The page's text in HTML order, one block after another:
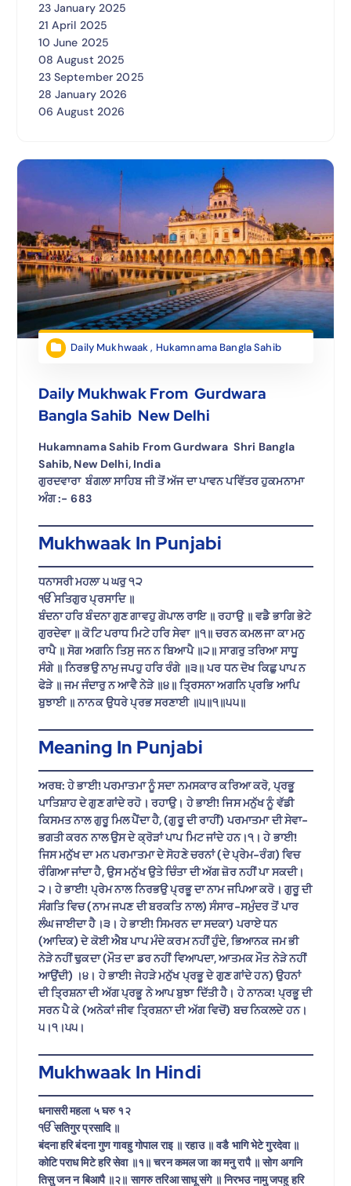
23 January 2025
21 April 2025
10 June 2025
08 August 2025
23 September 2025
28 January 2026
06 August 2026
Daily Mukhwaak, Hukamnama Bangla Sahib
Daily Mukhwak From Gurdwara
Bangla Sahib New Delhi
Hukamnama Sahib From Gurdwara Shri Bangla
Sahib, New Delhi, India
ਗੁਰਦਵਾਰਾ ਬੰਗਲਾ ਸਾਹਿਬ ਜੀ ਤੋਂ ਅੱਜ ਦਾ ਪਾਵਨ ਪਵਿੱਤਰ ਹੁਕਮਨਾਮਾ
ਅੰਗ :- 683
Mukhwaak In Punjabi
ਧਨਾਸਰੀ ਮਹਲਾ ੫ ਘਰੁ ੧੨
ੴ ਸਤਿਗੁਰ ਪ੍ਰਸਾਦਿ ॥
ਬੰਦਨਾ ਹਰਿ ਬੰਦਨਾ ਗੁਣ ਗਾਵਹੁ ਗੋਪਾਲ ਰਾਇ ॥ ਰਹਾਉ ॥ ਵਡੈ ਭਾਗਿ ਭੇਟੇ
ਗੁਰਦੇਵਾ ॥ ਕੋਟਿ ਪਰਾਧ ਮਿਟੇ ਹਰਿ ਸੇਵਾ ॥੧॥ ਚਰਨ ਕਮਲ ਜਾ ਕਾ ਮਨੁ
ਰਾਪੈ ॥ ਸੋਗ ਅਗਨਿ ਤਿਸੁ ਜਨ ਨ ਬਿਆਪੈ ॥੨॥ ਸਾਗਰੁ ਤਰਿਆ ਸਾਧੂ
ਸੰਗੇ ॥ ਨਿਰਭਉ ਨਾਮੁ ਜਪਹੁ ਹਰਿ ਰੰਗੇ ॥੩॥ ਪਰ ਧਨ ਦੋਖ ਕਿਛੁ ਪਾਪ ਨ
ਫੇੜੇ ॥ ਜਮ ਜੰਦਾਰੁ ਨ ਆਵੈ ਨੇੜੇ ॥੪॥ ਤ੍ਰਿਸਨਾ ਅਗਨਿ ਪ੍ਰਭਿ ਆਪਿ
ਬੁਝਾਈ ॥ ਨਾਨਕ ਉਧਰੇ ਪ੍ਰਭ ਸਰਣਾਈ ॥੫॥੧॥੫੫॥
Meaning In Punjabi
ਅਰਥ: ਹੇ ਭਾਈ! ਪਰਮਾਤਮਾ ਨੂੰ ਸਦਾ ਨਮਸਕਾਰ ਕਰਿਆ ਕਰੋ, ਪ੍ਰਭੂ
ਪਾਤਿਸ਼ਾਹ ਦੇ ਗੁਣ ਗਾਂਦੇ ਰਹੋ। ਰਹਾਉ। ਹੇ ਭਾਈ! ਜਿਸ ਮਨੁੱਖ ਨੂੰ ਵੱਡੀ
ਕਿਸਮਤ ਨਾਲ ਗੁਰੂ ਮਿਲ ਪੈਂਦਾ ਹੈ, (ਗੁਰੂ ਦੀ ਰਾਹੀਂ) ਪਰਮਾਤਮਾ ਦੀ ਸੇਵਾ-
ਭਗਤੀ ਕਰਨ ਨਾਲ ਉਸ ਦੇ ਕ੍ਰੋੜਾਂ ਪਾਪ ਮਿਟ ਜਾਂਦੇ ਹਨ।੧। ਹੇ ਭਾਈ!
ਜਿਸ ਮਨੁੱਖ ਦਾ ਮਨ ਪਰਮਾਤਮਾ ਦੇ ਸੋਹਣੇ ਚਰਨਾਂ (ਦੇ ਪ੍ਰੇਮ-ਰੰਗ) ਵਿਚ
ਰੰਗਿਆ ਜਾਂਦਾ ਹੈ, ਉਸ ਮਨੁੱਖ ਉਤੇ ਚਿੰਤਾ ਦੀ ਅੱਗ ਜ਼ੋਰ ਨਹੀਂ ਪਾ ਸਕਦੀ।
੨। ਹੇ ਭਾਈ! ਪ੍ਰੇਮ ਨਾਲ ਨਿਰਭਉ ਪ੍ਰਭੂ ਦਾ ਨਾਮ ਜਪਿਆ ਕਰੋ। ਗੁਰੂ ਦੀ
ਸੰਗਤਿ ਵਿਚ (ਨਾਮ ਜਪਣ ਦੀ ਬਰਕਤਿ ਨਾਲ) ਸੰਸਾਰ-ਸਮੁੰਦਰ ਤੋਂ ਪਾਰ
ਲੰਘ ਜਾਈਦਾ ਹੈ।੩। ਹੇ ਭਾਈ! ਸਿਮਰਨ ਦਾ ਸਦਕਾ) ਪਰਾਏ ਧਨ
(ਆਦਿਕ) ਦੇ ਕੋਈ ਐਬ ਪਾਪ ਮੰਦੇ ਕਰਮ ਨਹੀਂ ਹੁੰਦੇ, ਭਿਆਨਕ ਜਮ ਭੀ
ਨੇੜੇ ਨਹੀਂ ਢੁਕਦਾ (ਮੌਤ ਦਾ ਡਰ ਨਹੀਂ ਵਿਆਪਦਾ, ਆਤਮਕ ਮੌਤ ਨੇੜੇ ਨਹੀਂ
ਆਉਂਦੀ) ।੪। ਹੇ ਭਾਈ! ਜੇਹੜੇ ਮਨੁੱਖ ਪ੍ਰਭੂ ਦੇ ਗੁਣ ਗਾਂਦੇ ਹਨ) ਉਹਨਾਂ
ਦੀ ਤ੍ਰਿਸ਼ਨਾ ਦੀ ਅੱਗ ਪ੍ਰਭੂ ਨੇ ਆਪ ਬੁਝਾ ਦਿੱਤੀ ਹੈ। ਹੇ ਨਾਨਕ! ਪ੍ਰਭੂ ਦੀ
ਸਰਨ ਪੈ ਕੇ (ਅਨੇਕਾਂ ਜੀਵ ਤ੍ਰਿਸ਼ਨਾ ਦੀ ਅੱਗ ਵਿਚੋਂ) ਬਚ ਨਿਕਲਦੇ ਹਨ।
੫।੧।੫੫।
Mukhwaak In Hindi
धनासरी महला ५ घरु १२
ੴ सतिगुर प्रसादि ॥
बंदना हरि बंदना गुण गावहु गोपाल राइ ॥ रहाउ ॥ वडै भागि भेटे गुरदेवा ॥
कोटि पराध मिटे हरि सेवा ॥१॥ चरन कमल जा का मनु रापै ॥ सोग अगनि
तिसु जन न बिआपै ॥२॥ सागरु तरिआ साधू संगे ॥ निरभउ नामु जपहु हरि